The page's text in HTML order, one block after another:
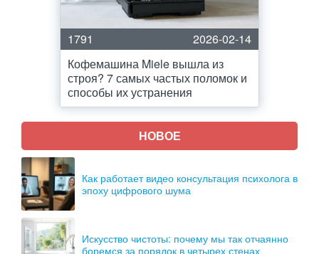
1791
2026-02-14
Кофемашина Miele вышла из
строя? 7 самых частых поломок и
способы их устранения
НОВОЕ
Как работает видео консультация психолога в
эпоху цифрового шума
Искусство чистоты: почему мы так отчаянно
боремся за порядок в четырех стенах